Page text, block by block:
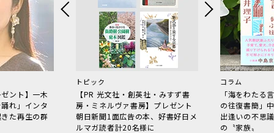
ント】一木
れ」インタ
た再生の群
トピック
【PR 光文社・創英社・みすず書
房・ミネルヴァ書房】プレゼント
朝日新聞1面広告の本、好書好日メ
ルマガ読者計20名様に
コラム
「海をわた
の往復書簡」
出逢いの不思
の〝家族〟